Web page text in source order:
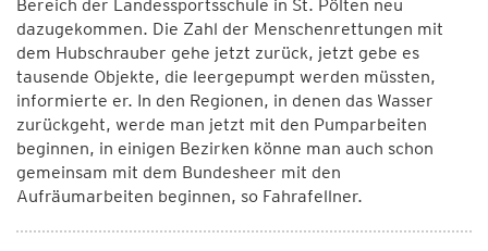
Bereich der Landessportsschule in St. Pölten neu
dazugekommen. Die Zahl der Menschenrettungen mit
dem Hubschrauber gehe jetzt zurück, jetzt gebe es
tausende Objekte, die leergepumpt werden müssten,
informierte er. In den Regionen, in denen das Wasser
zurückgeht, werde man jetzt mit den Pumparbeiten
beginnen, in einigen Bezirken könne man auch schon
gemeinsam mit dem Bundesheer mit den
Aufräumarbeiten beginnen, so Fahrafellner.